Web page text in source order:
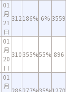
01
月
21
日
312186% 6% 3559
01
月
20
日
310355%55% 896
01
月
286277%35%1270